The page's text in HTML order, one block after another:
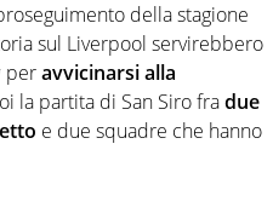
della stagione
sul Liverpool servirebbero
peravvicinarsi alla
la partita di San Siro fradue
e due squadre che hanno